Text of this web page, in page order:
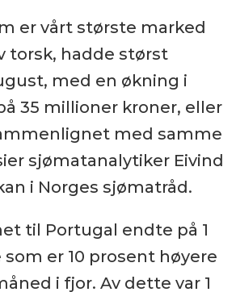
er vårt største marked
torsk, hadde størst
med en økning i
35 millioner kroner, eller
med samme
sjømatanalytiker Eivind
i Norges sjømatråd.
til Portugal endte på 1
er 10 prosent høyere
i fjor. Av dette var 1